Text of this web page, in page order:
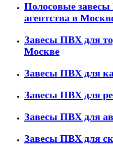
Полосовые
агентства в
Завесы ПВХ для
Москве
Завесы ПВХ для
Завесы ПВХ для
Завесы ПВХ для
Завесы ПВХ для